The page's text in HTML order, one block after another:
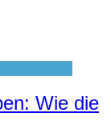
Wie die